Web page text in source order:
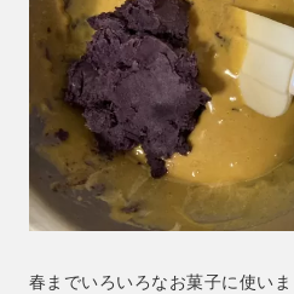
春までいろいろなお菓子に使い